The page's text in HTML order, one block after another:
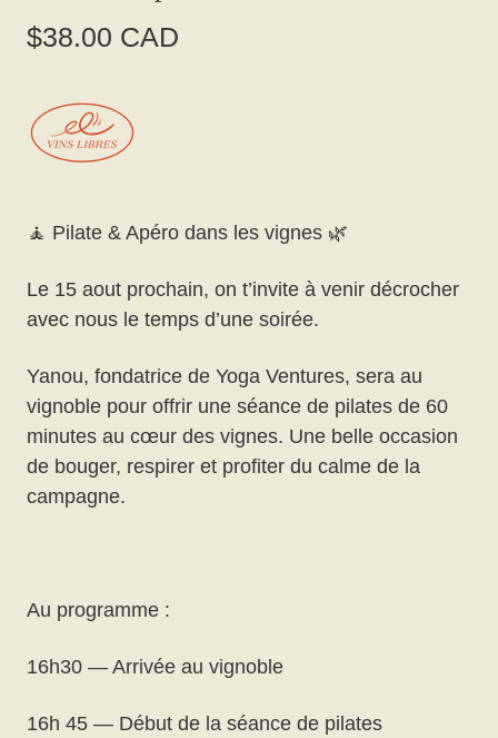
$38.00 CAD
🧘 Pilate & Apéro dans les vignes 🌿
Le 15 aout prochain, on t’invite à venir décrocher
avec nous le temps d’une soirée.
Yanou, fondatrice de Yoga Ventures, sera au
vignoble pour offrir une séance de pilates de 60
minutes au cœur des vignes. Une belle occasion
de bouger, respirer et profiter du calme de la
campagne.
Au programme :
16h30 — Arrivée au vignoble
16h 45 — Début de la séance de pilates